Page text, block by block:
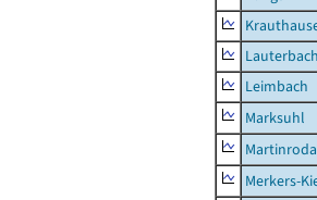
Lauterbach
Leimbach
Marksuhl
Martinroda
Merkers-